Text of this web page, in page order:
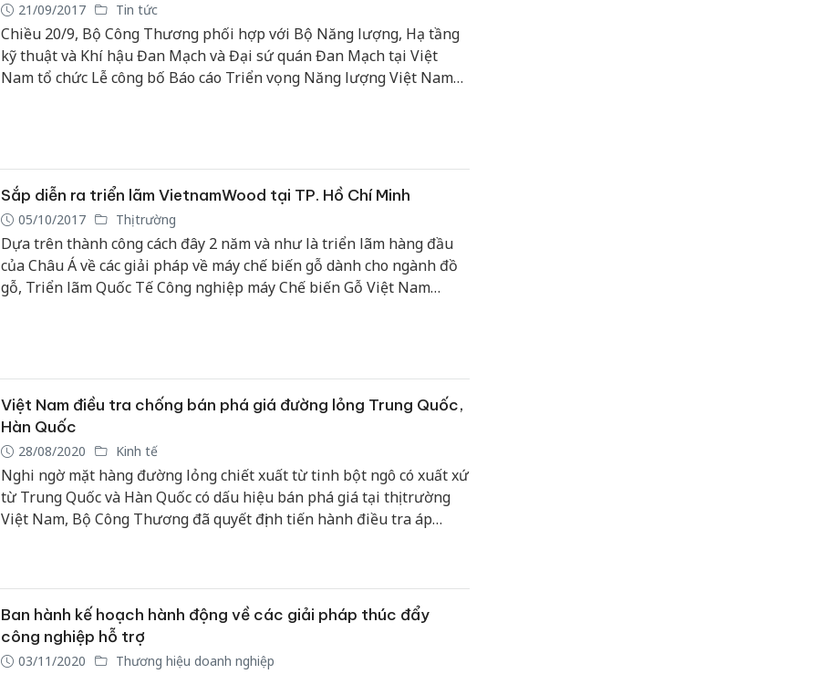
21/09/2017 Tin tức
Chiều 20/9, Bộ Công Thương phối hợp với Bộ Năng lượng, Hạ tầng
kỹ thuật và Khí hậu Đan Mạch và Đại sứ quán Đan Mạch tại Việt
Nam tổ chức Lễ công bố Báo cáo Triển vọng Năng lượng Việt Nam
Sắp diễn ra triển lãm VietnamWood tại TP. Hồ Chí Minh
05/10/2017 Thị trường
Dựa trên thành công cách đây 2 năm và như là triển lãm hàng đầu
của Châu Á về các giải pháp về máy chế biến gỗ dành cho ngành đồ
gỗ, Triển lãm Quốc Tế Công nghiệp máy Chế biến Gỗ Việt Nam
Việt Nam điều tra chống bán phá giá đường lỏng Trung Quốc,
Hàn Quốc
28/08/2020 Kinh tế
Nghi ngờ mặt hàng đường lỏng chiết xuất từ tinh bột ngô có xuất xứ
từ Trung Quốc và Hàn Quốc có dấu hiệu bán phá giá tại thị trường
Việt Nam, Bộ Công Thương đã quyết định tiến hành điều tra áp
Ban hành kế hoạch hành động về các giải pháp thúc đẩy
công nghiệp hỗ trợ
03/11/2020 Thương hiệu doanh nghiệp